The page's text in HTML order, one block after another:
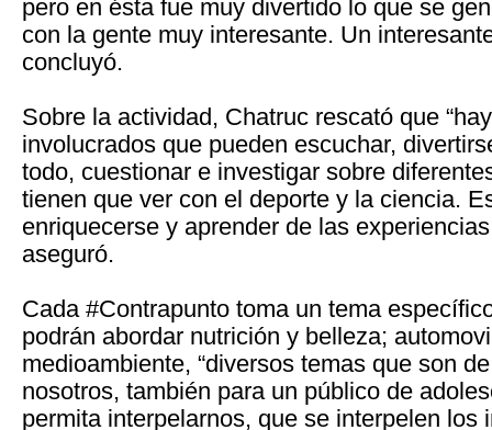
pero en ésta fue muy divertido lo que se
con la gente muy interesante. Un
concluyó.
Sobre la actividad, Chatruc rescató que
involucrados que pueden escuchar,
todo, cuestionar e investigar sobre
tienen que ver con el deporte y la ciencia.
enriquecerse y aprender de las
aseguró.
Cada #Contrapunto toma un tema
podrán abordar nutrición y belleza;
medioambiente, “diversos temas que son
nosotros, también para un público de
permita interpelarnos, que se interpelen los